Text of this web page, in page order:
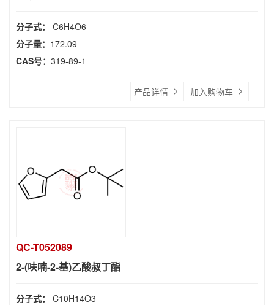
分子式： C6H4O6
分子量： 172.09
CAS号： 319-89-1
产品详情 加入购物车
QC-T052089
2-(呋喃-2-基)乙酸叔丁酯
分子式： C10H14O3